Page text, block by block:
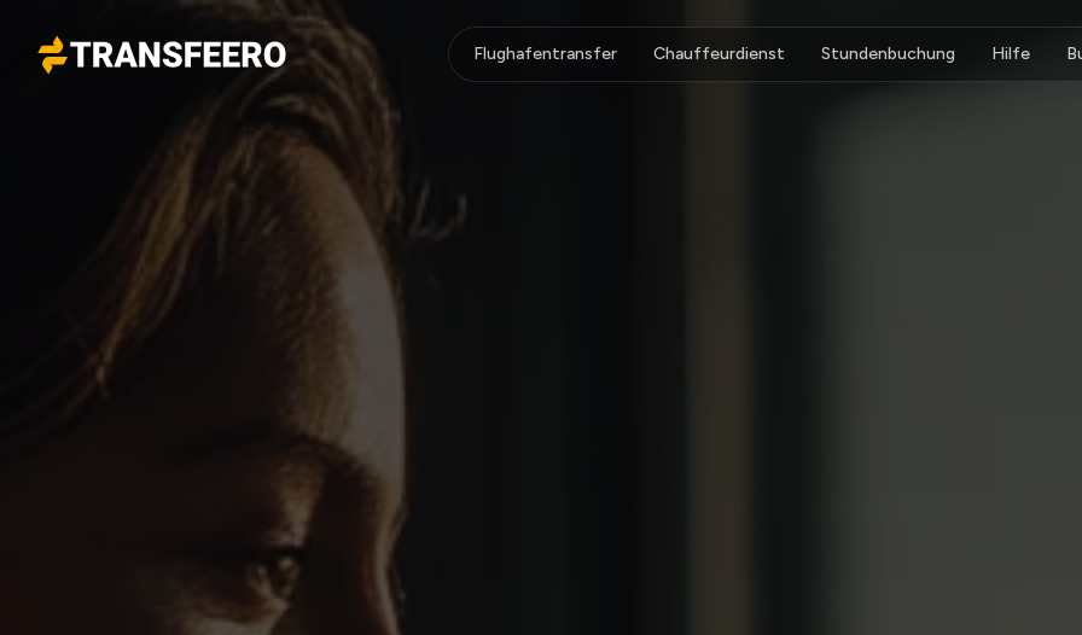
Transfeero
Flughafentransfer Chauffeurdienst Stundenbuchung Hilfe